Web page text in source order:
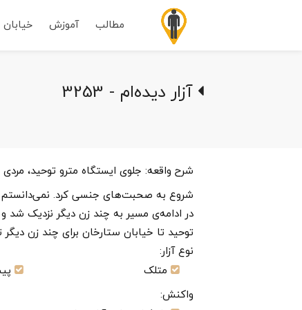
مطالب آموزش خیابان
آزار دیده‌ام - 3253
شرح واقعه: جلوی ایستگاه مترو توحید،
شروع به صحبت‌های جنسی کرد. نمی‌دانستم
در ادامه‌ی مسیر به چند زن دیگر نزدیک شد
توحید تا خیابان ستارخان برای چند زن دیگر
نوع آزار:
متلک
واکنش: